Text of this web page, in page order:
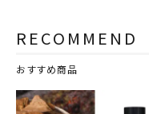
RECOMMEND
おすすめ商品